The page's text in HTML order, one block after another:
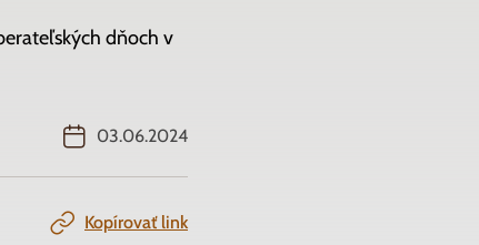
dňoch v
03.06.2024
Kopírovať link